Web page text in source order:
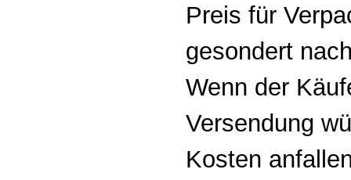
Preis für
gesondert
Wenn der
Versendung
Kosten